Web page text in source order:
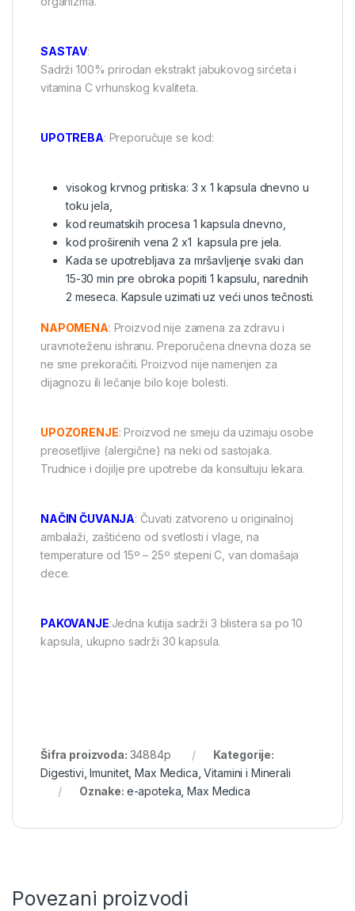
SASTAV:
Sadrži 100% prirodan ekstrakt jabukovog sirćeta i
vitamina C vrhunskog kvaliteta.
UPOTREBA: Preporučuje se kod:
visokog krvnog pritiska: 3 x 1 kapsula dnevno u
toku jela,
kod reumatskih procesa 1 kapsula dnevno,
kod proširenih vena 2 x1 kapsula pre jela.
Kada se upotrebljava za mršavljenje svaki dan
15-30 min pre obroka popiti 1 kapsulu, narednih
2 meseca. Kapsule uzimati uz veći unos tečnosti.
NAPOMENA: Proizvod nije zamena za zdravu i
uravnoteženu ishranu. Preporučena dnevna doza se
ne sme prekoračiti. Proizvod nije namenjen za
dijagnozu ili lečanje bilo koje bolesti.
UPOZORENJE: Proizvod ne smeju da uzimaju osobe
preosetljive (alergične) na neki od sastojaka.
Trudnice i dojilje pre upotrebe da konsultuju lekara.
NAČIN ČUVANJA: Čuvati zatvoreno u originalnoj
ambalaži, zaštićeno od svetlosti i vlage, na
temperature od 15º – 25º stepeni C, van domašaja
dece.
PAKOVANJE:Jedna kutija sadrži 3 blistera sa po 10
kapsula, ukupno sadrži 30 kapsula.
Šifra proizvoda: 34884p
Kategorije:
Digestivi ,Imunitet,Max Medica ,Vitamini i Minerali
Oznake: e-apoteka ,Max Medica
Povezani proizvodi